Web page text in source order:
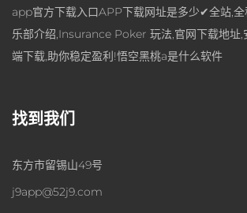
app官方下载入口APP下载网址是多少✔全站,全
乐部介绍,Insurance Poker 玩法,官网下载地址,
端下载,助你稳定盈利!悟空黑桃a是什么软件
找到我们
东方市留锡山49号
j9app@52j9.com